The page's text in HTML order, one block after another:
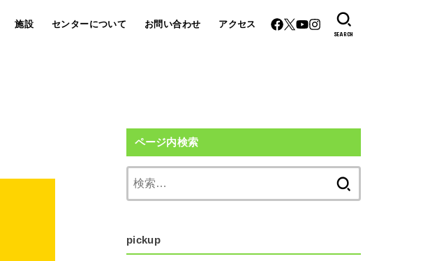
施設 センターについて お問い合わせ アクセス
SEARCH
ページ内検索
pickup